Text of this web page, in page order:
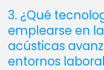
3. ¿Qué
emplearse en
acústicas
entornos